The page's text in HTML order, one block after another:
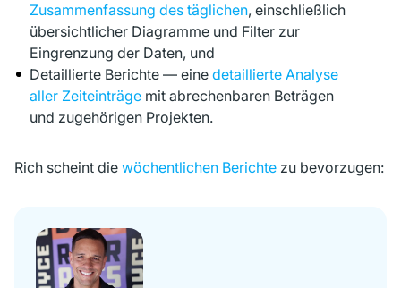
Zusammenfassung des täglichen, einschließlich
übersichtlicher Diagramme und Filter zur
Eingrenzung der Daten, und
Detaillierte Berichte — eine detaillierte Analyse
aller Zeiteinträge mit abrechenbaren Beträgen
und zugehörigen Projekten.
Rich scheint die wöchentlichen Berichte zu bevorzugen: